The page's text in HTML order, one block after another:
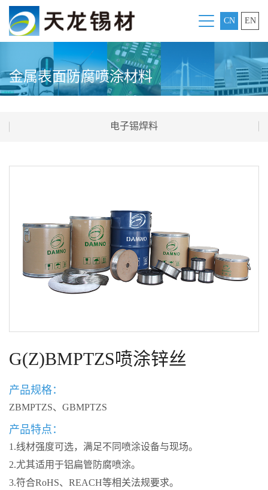
CN EN
金属表面防腐喷涂材料
电子锡焊料
G(Z)BMPTZS喷涂锌丝
产品规格：
ZBMPTZS、GBMPTZS
产品特点：
1.线材强度可选，满足不同喷涂设备与现场。
2.尤其适用于铝扁管防腐喷涂。
3.符合RoHS、REACH等相关法规要求。